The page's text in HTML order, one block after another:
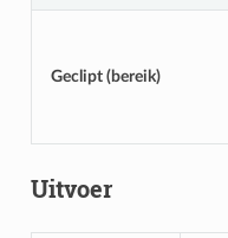
Geclipt (bereik)
Uitvoer